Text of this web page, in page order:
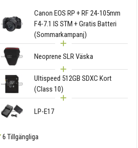
Canon EOS RP + RF 24-105mm
F4-7.1 IS STM + Gratis Batteri
(Sommarkampanj)
Neoprene SLR Väska
Ultispeed 512GB SDXC Kort
(Class 10)
LP-E17
6 Tillgängliga